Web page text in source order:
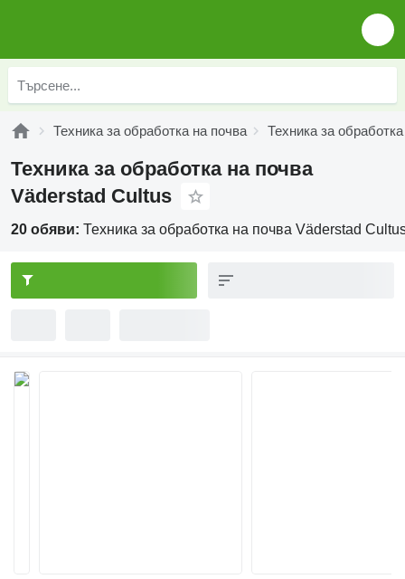
Техника за обработка на почва Техника за
Техника за обработка на почва
Väderstad Cultus
20 обяви: Техника за обработка на почва Väderstad